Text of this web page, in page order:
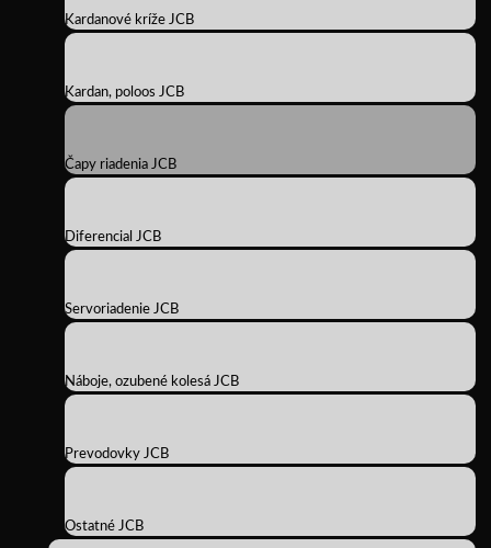
Kardanové kríže JCB
Kardan, poloos JCB
Čapy riadenia JCB
Diferencial JCB
Servoriadenie JCB
Náboje, ozubené kolesá JCB
Prevodovky JCB
Ostatné JCB